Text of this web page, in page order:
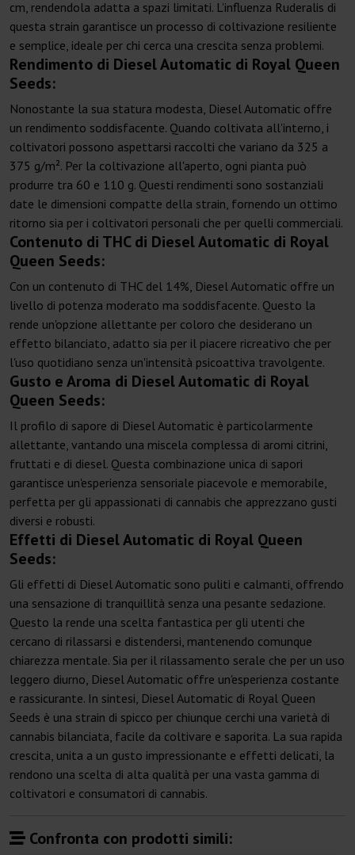
cm, rendendola adatta a spazi limitati. L'influenza Ruderalis di
questa strain garantisce un processo di coltivazione resiliente
e semplice, ideale per chi cerca una crescita senza problemi.
Rendimento di Diesel Automatic di Royal Queen
Seeds:
Nonostante la sua statura modesta, Diesel Automatic offre
un rendimento soddisfacente. Quando coltivata all'interno, i
coltivatori possono aspettarsi raccolti che variano da 325 a
375 g/m². Per la coltivazione all'aperto, ogni pianta può
produrre tra 60 e 110 g. Questi rendimenti sono sostanziali
date le dimensioni compatte della strain, fornendo un ottimo
ritorno sia per i coltivatori personali che per quelli commerciali.
Contenuto di THC di Diesel Automatic di Royal
Queen Seeds:
Con un contenuto di THC del 14%, Diesel Automatic offre un
livello di potenza moderato ma soddisfacente. Questo la
rende un'opzione allettante per coloro che desiderano un
effetto bilanciato, adatto sia per il piacere ricreativo che per
l'uso quotidiano senza un'intensità psicoattiva travolgente.
Gusto e Aroma di Diesel Automatic di Royal
Queen Seeds:
Il profilo di sapore di Diesel Automatic è particolarmente
allettante, vantando una miscela complessa di aromi citrini,
fruttati e di diesel. Questa combinazione unica di sapori
garantisce un'esperienza sensoriale piacevole e memorabile,
perfetta per gli appassionati di cannabis che apprezzano gusti
diversi e robusti.
Effetti di Diesel Automatic di Royal Queen
Seeds:
Gli effetti di Diesel Automatic sono puliti e calmanti, offrendo
una sensazione di tranquillità senza una pesante sedazione.
Questo la rende una scelta fantastica per gli utenti che
cercano di rilassarsi e distendersi, mantenendo comunque
chiarezza mentale. Sia per il rilassamento serale che per un uso
leggero diurno, Diesel Automatic offre un'esperienza costante
e rassicurante. In sintesi, Diesel Automatic di Royal Queen
Seeds è una strain di spicco per chiunque cerchi una varietà di
cannabis bilanciata, facile da coltivare e saporita. La sua rapida
crescita, unita a un gusto impressionante e effetti delicati, la
rendono una scelta di alta qualità per una vasta gamma di
coltivatori e consumatori di cannabis.
Confronta con prodotti simili: